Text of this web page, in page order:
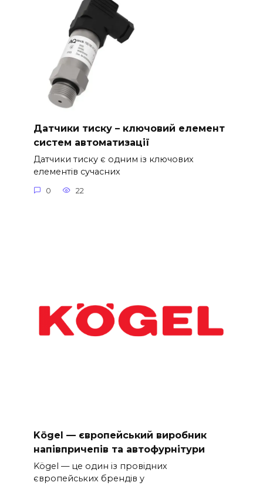
Датчики тиску – ключовий елемент
систем автоматизації
Датчики тиску є одним із ключових
елементів сучасних
0 22
Kögel — європейський виробник
напівпричепів та автофурнітури
Kögel — це один із провідних
європейських брендів у